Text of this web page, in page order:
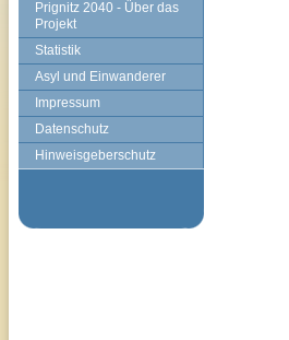
Prignitz 2040 - Über das
Projekt
Statistik
Asyl und Einwanderer
Impressum
Datenschutz
Hinweisgeberschutz